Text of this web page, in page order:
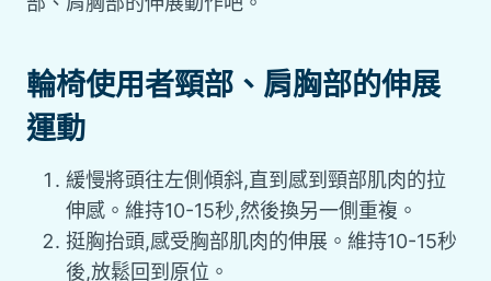
輪椅使用者頸部、肩胸部的伸展
運動
緩慢將頭往左側傾斜,直到感到頸部肌肉的拉
伸感。維持10-15秒,然後換另一側重複。
挺胸抬頭,感受胸部肌肉的伸展。維持10-15秒
後,放鬆回到原位。